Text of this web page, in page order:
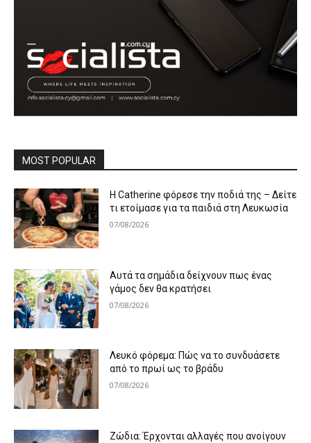
MOST POPULAR
Η Catherine φόρεσε την ποδιά της – Δείτε
τι ετοίμασε για τα παιδιά στη Λευκωσία
07/08/2026
Αυτά τα σημάδια δείχνουν πως ένας
γάμος δεν θα κρατήσει
07/08/2026
Λευκό φόρεμα: Πώς να το συνδυάσετε
από το πρωί ως το βράδυ
07/08/2026
Ζώδια: Έρχονται αλλαγές που ανοίγουν